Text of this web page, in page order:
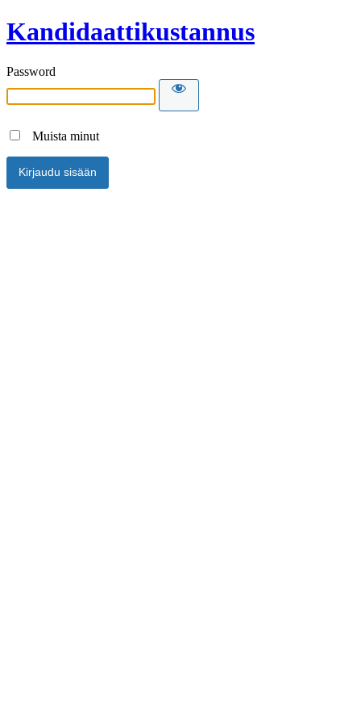
Kandidaattikustannus
Password
Muista minut